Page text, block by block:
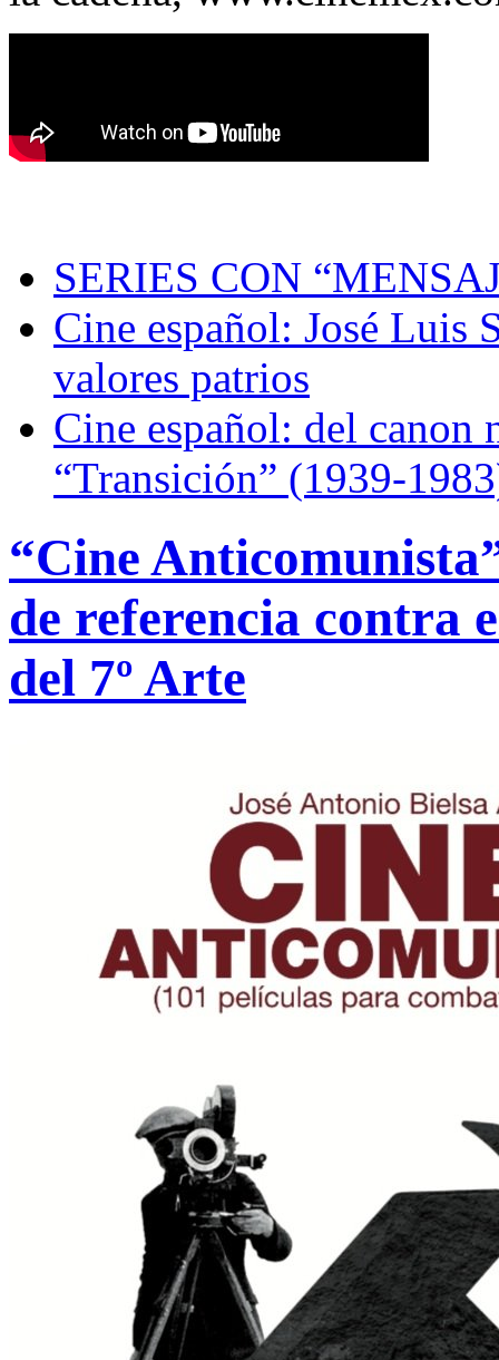
SERIES CON
Cine español: José Luis
valores patrios
Cine español: del canon
“Transición” (1939-
“Cine
de referencia contra
del 7º Arte